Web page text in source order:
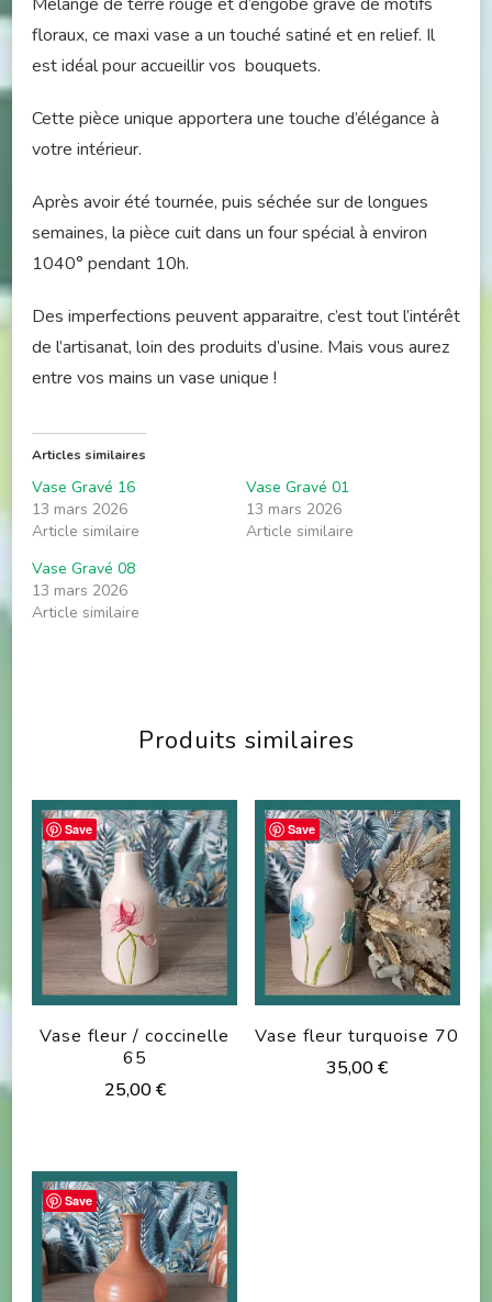
floraux, ce maxi vase a un touché satiné et en relief. Il
est idéal pour accueillir vos bouquets.
Cette pièce unique apportera une touche d’élégance à
votre intérieur.
Après avoir été tournée, puis séchée sur de longues
semaines, la pièce cuit dans un four spécial à environ
1040° pendant 10h.
Des imperfections peuvent apparaitre, c’est tout l’intérêt
de l’artisanat, loin des produits d’usine. Mais vous aurez
entre vos mains un vase unique !
Articles similaires
Vase Gravé 16
13 mars 2026
Article similaire
Vase Gravé 01
13 mars 2026
Article similaire
Vase Gravé 08
13 mars 2026
Article similaire
Produits similaires
Save
Vase fleur / coccinelle
65
25,00€
Save
Vase fleur turquoise 70
35,00€
Save